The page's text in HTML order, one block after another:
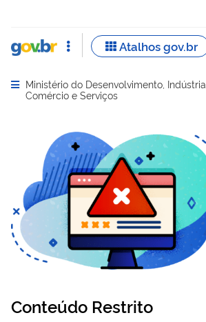
Abrir menu principal de navegação
Ministério do Desenvolvimento, Indústria,
Comércio e Serviços
Conteúdo Restrito